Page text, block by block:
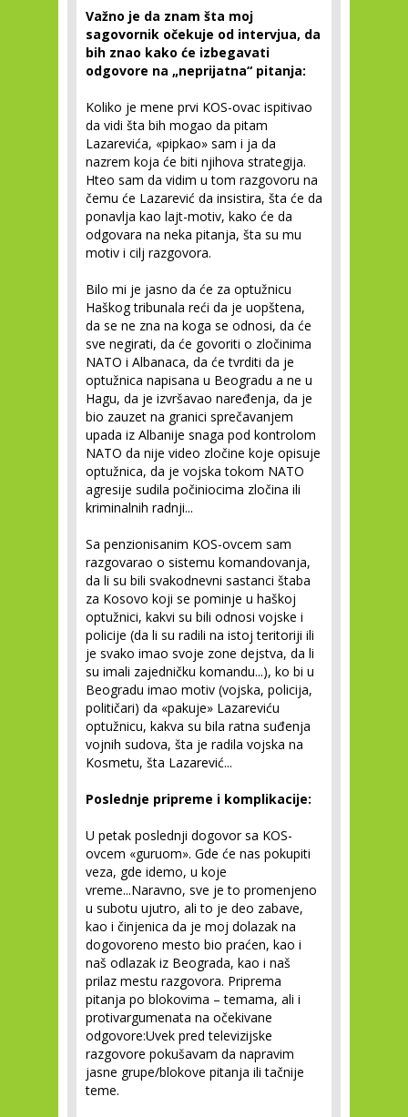
Važno je da znam šta moj
sagovornik očekuje od intervjua, da
bih znao kako će izbegavati
odgovore na „neprijatna“ pitanja:
Koliko je mene prvi KOS-ovac ispitivao
da vidi šta bih mogao da pitam
Lazarevića, «pipkao» sam i ja da
nazrem koja će biti njihova strategija.
Hteo sam da vidim u tom razgovoru na
čemu će Lazarević da insistira, šta će da
ponavlja kao lajt-motiv, kako će da
odgovara na neka pitanja, šta su mu
motiv i cilj razgovora.
Bilo mi je jasno da će za optužnicu
Haškog tribunala reći da je uopštena,
da se ne zna na koga se odnosi, da će
sve negirati, da će govoriti o zločinima
NATO i Albanaca, da će tvrditi da je
optužnica napisana u Beogradu a ne u
Hagu, da je izvršavao naređenja, da je
bio zauzet na granici sprečavanjem
upada iz Albanije snaga pod kontrolom
NATO da nije video zločine koje opisuje
optužnica, da je vojska tokom NATO
agresije sudila počiniocima zločina ili
kriminalnih radnji...
Sa penzionisanim KOS-ovcem sam
razgovarao o sistemu komandovanja,
da li su bili svakodnevni sastanci štaba
za Kosovo koji se pominje u haškoj
optužnici, kakvi su bili odnosi vojske i
policije (da li su radili na istoj teritoriji ili
je svako imao svoje zone dejstva, da li
su imali zajedničku komandu...), ko bi u
Beogradu imao motiv (vojska, policija,
političari) da «pakuje» Lazareviću
optužnicu, kakva su bila ratna suđenja
vojnih sudova, šta je radila vojska na
Kosmetu, šta Lazarević...
Poslednje pripreme i komplikacije:
U petak poslednji dogovor sa KOS-
ovcem «guruom». Gde će nas pokupiti
veza, gde idemo, u koje
vreme...Naravno, sve je to promenjeno
u subotu ujutro, ali to je deo zabave,
kao i činjenica da je moj dolazak na
dogovoreno mesto bio praćen, kao i
naš odlazak iz Beograda, kao i naš
prilaz mestu razgovora. Priprema
pitanja po blokovima – temama, ali i
protivargumenata na očekivane
odgovore:Uvek pred televizijske
razgovore pokušavam da napravim
jasne grupe/blokove pitanja ili tačnije
teme.